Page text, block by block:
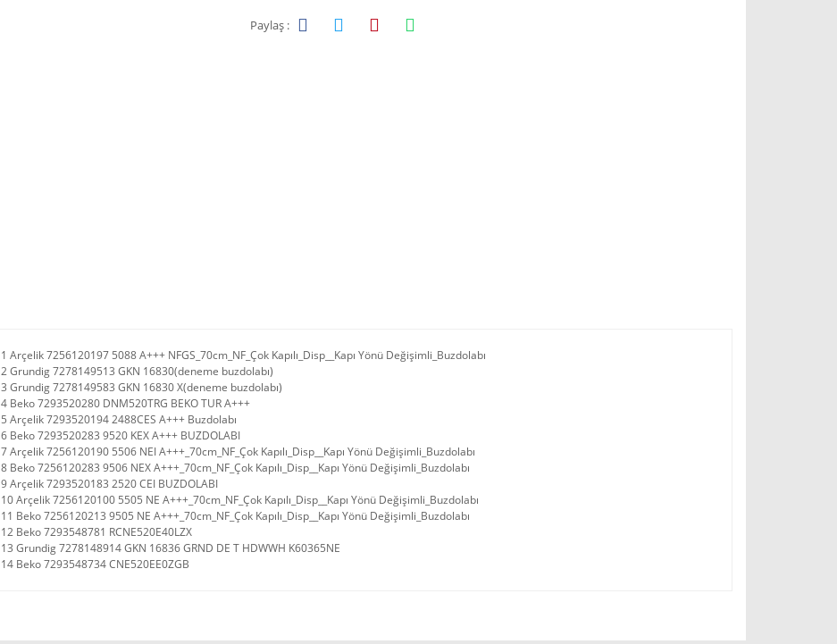
Paylaş :
1 Arçelik 7256120197 5088 A+++ NFGS_70cm_NF_Çok Kapılı_Disp__Kapı Yönü Değişimli_Buzdolabı
2 Grundig 7278149513 GKN 16830(deneme buzdolabı)
3 Grundig 7278149583 GKN 16830 X(deneme buzdolabı)
4 Beko 7293520280 DNM520TRG BEKO TUR A+++
5 Arçelik 7293520194 2488CES A+++ Buzdolabı
6 Beko 7293520283 9520 KEX A+++ BUZDOLABI
7 Arçelik 7256120190 5506 NEI A+++_70cm_NF_Çok Kapılı_Disp__Kapı Yönü Değişimli_Buzdolabı
8 Beko 7256120283 9506 NEX A+++_70cm_NF_Çok Kapılı_Disp__Kapı Yönü Değişimli_Buzdolabı
9 Arçelik 7293520183 2520 CEI BUZDOLABI
10 Arçelik 7256120100 5505 NE A+++_70cm_NF_Çok Kapılı_Disp__Kapı Yönü Değişimli_Buzdolabı
11 Beko 7256120213 9505 NE A+++_70cm_NF_Çok Kapılı_Disp__Kapı Yönü Değişimli_Buzdolabı
12 Beko 7293548781 RCNE520E40LZX
13 Grundig 7278148914 GKN 16836 GRND DE T HDWWH K60365NE
14 Beko 7293548734 CNE520EE0ZGB